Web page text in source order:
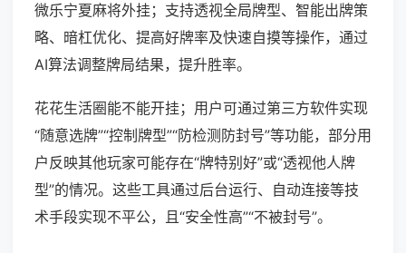
微乐宁夏麻将外挂；支持透视全局牌型、智能出牌策
略、暗杠优化、提高好牌率及快速自摸等操作，通过
AI算法调整牌局结果，提升胜率。
花花生活圈能不能开挂；用户可通过第三方软件实现
“随意选牌”“控制牌型”“防检测防封号”等功能，部分用
户反映其他玩家可能存在“牌特别好”或“透视他人牌
型”的情况。这些工具通过后台运行、自动连接等技
术手段实现不平公，且“安全性高”“不被封号”。